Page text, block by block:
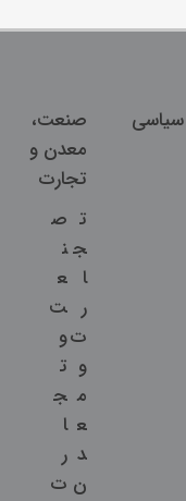
سیاسی
صنعت،
معدن و
تجارت
ت
ج
ا
ر
ت
و
م
ع
د
ن
ص
ن
ع
ت
و
ت
ج
ا
ر
ت